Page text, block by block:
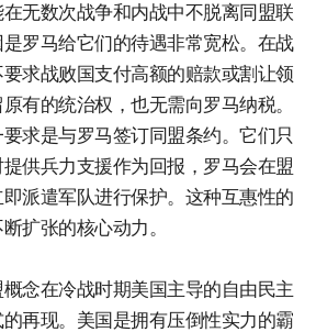
无数次战争和内战中不脱离同盟联
罗马给它们的待遇非常宽松。在战
求战败国支付高额的赔款或割让领
有的统治权，也无需向罗马纳税。
求是与罗马签订同盟条约。它们只
供兵力支援作为回报，罗马会在盟
派遣军队进行保护。这种互惠性的
扩张的核心动力。
念在冷战时期美国主导的自由民主
再现。美国是拥有压倒性实力的霸